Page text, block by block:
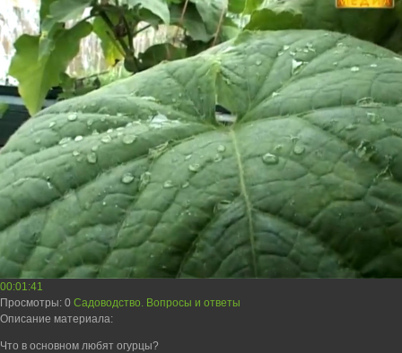
00:01:41
Просмотры: 0 Садоводство. Вопросы и ответы
Описание материала:
Что в основном любят огурцы?